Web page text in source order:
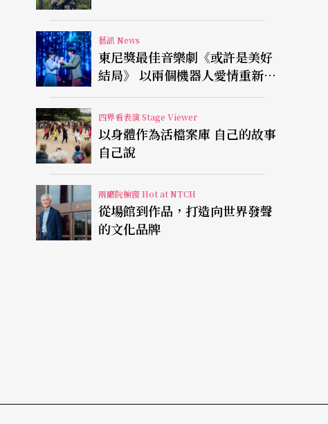
藝訊 News
東尼獎最佳音樂劇《或許是美好
結局》 以兩個機器人愛情重新凝
視有限人生
四界看表演 Stage Viewer
以身體作為活檔案庫 自己的故事
自己說
兩廳院櫥窗 Hot at NTCH
從場館到作品，打造向世界發聲
的文化品牌